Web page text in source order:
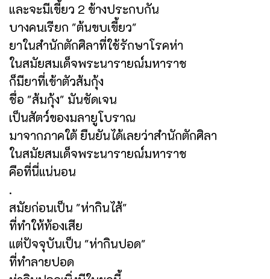
และจะมีเขี้ยว 2 ข้างประกบกัน
บางคนเรียก "ต้นขบเขี้ยว"
ยาในสำนักตักศิลาที่ใช้รักษาโรคห่า
ในสมัยสมเด็จพระนารายณ์มหาราช
ก็มียาที่เข้าตัวส้มกุ้ง
ชื่อ "ส้มกุ้ง" มันชัดเจน
เป็นสัตว์ของมลายูโบราณ
มาจากภาคใต้ ยืนยันได้เลยว่าสำนักตักศิลา
ในสมัยสมเด็จพระนารายณ์มหาราช
คือที่นี่แน่นอน
.
สมัยก่อนเป็น "ห่ากินไส้"
ที่ทำให้ท้องเสีย
แต่ปัจจุบันเป็น "ห่ากินปอด"
ที่ทำลายปอด